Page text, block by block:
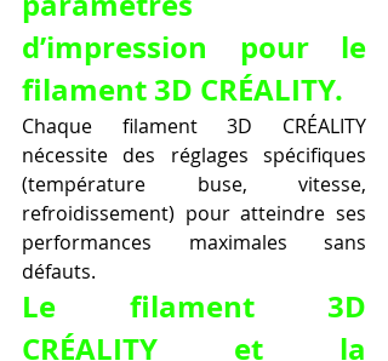
d’impression pour le
filament 3D CRÉALITY.
Chaque filament 3D CRÉALITY
nécessite des réglages spécifiques
(température buse, vitesse,
refroidissement) pour atteindre ses
performances maximales sans
défauts.
Le filament 3D
CRÉALITY et la